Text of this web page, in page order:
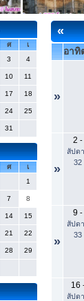
ศ
เ
3 4
10 11
17 18
24 25
31
ศ
เ
1
7 8
14 15
21 22
28 29
«
อาทิ
»
»
2 -
สัปด
32
»
9 -
สัปด
33
16
สัปด